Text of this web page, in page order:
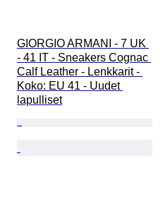
GIORGIO ARMANI - 7 UK
- 41 IT - Sneakers Cognac
Calf Leather - Lenkkarit -
Koko: EU 41 - Uudet
lapulliset